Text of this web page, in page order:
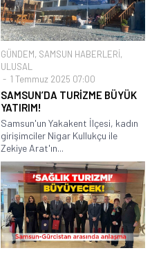
GÜNDEM, SAMSUN HABERLERİ,
ULUSAL
1 Temmuz 2025 07:00
SAMSUN’DA TURİZME BÜYÜK
YATIRIM!
Samsun'un Yakakent İlçesi, kadın
girişimciler Nigar Kullukçu ile
Zekiye Arat'ın...